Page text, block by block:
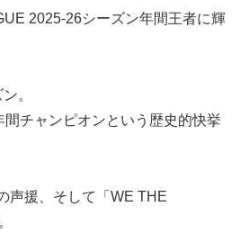
2025-26シーズン年間王者に輝
。
チャンピオンという歴史的快挙
声援、そして「WE THE